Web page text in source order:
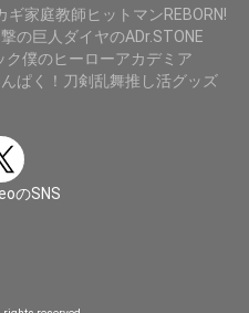
ギ家庭教師ヒットマンREBORN!
の巨人 ダイヤのADr.STONE
ク僕のヒーローアカデミア
ぱく！刀剣乱舞推し活グッズ
のSNS